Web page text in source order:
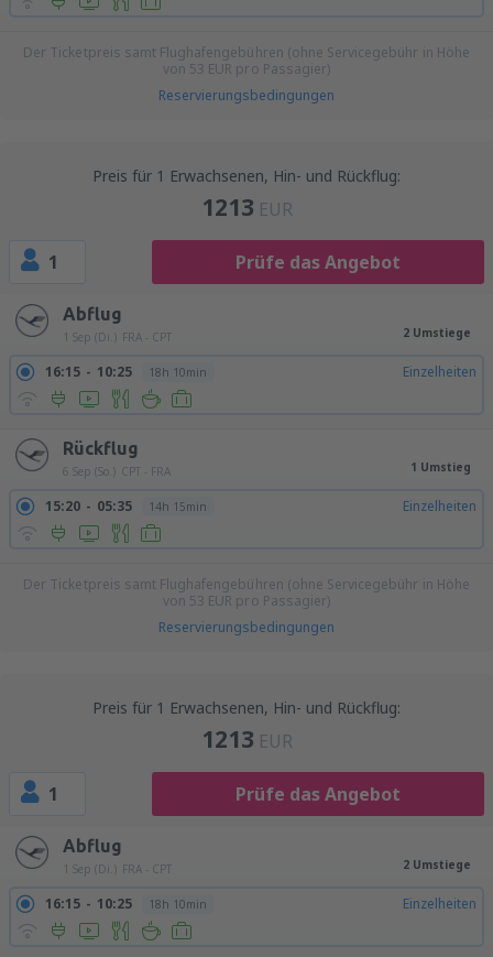
Der Ticketpreis samt Flughafengebühren (ohne Servicegebühr in Höhe
von 53 EUR pro Passagier)
Reservierungsbedingungen
Preis für 1 Erwachsenen, Hin- und Rückflug:
1213 EUR
1 Prüfe das Angebot
Abflug
1 Sep (Di.) FRA - CPT 2 Umstiege
16:15 10:25 18h 10min Einzelheiten
Rückflug
6 Sep (So.) CPT - FRA 1 Umstieg
15:20 05:35 14h 15min Einzelheiten
Der Ticketpreis samt Flughafengebühren (ohne Servicegebühr in Höhe
von 53 EUR pro Passagier)
Reservierungsbedingungen
Preis für 1 Erwachsenen, Hin- und Rückflug:
1213 EUR
1 Prüfe das Angebot
Abflug
1 Sep (Di.) FRA - CPT 2 Umstiege
16:15 10:25 18h 10min Einzelheiten